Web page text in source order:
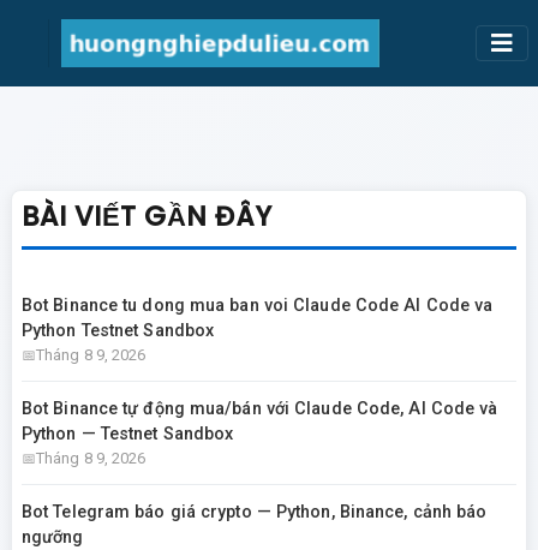
BÀI VIẾT GẦN ĐÂY
Bot Binance tu dong mua ban voi Claude Code AI Code va
Python Testnet Sandbox
Tháng 8 9, 2026
Bot Binance tự động mua/bán với Claude Code, AI Code và
Python — Testnet Sandbox
Tháng 8 9, 2026
Bot Telegram báo giá crypto — Python, Binance, cảnh báo
ngưỡng